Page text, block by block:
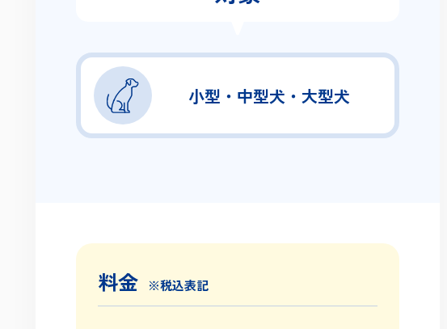
小型・中型犬・大型犬
料金 ※税込表記